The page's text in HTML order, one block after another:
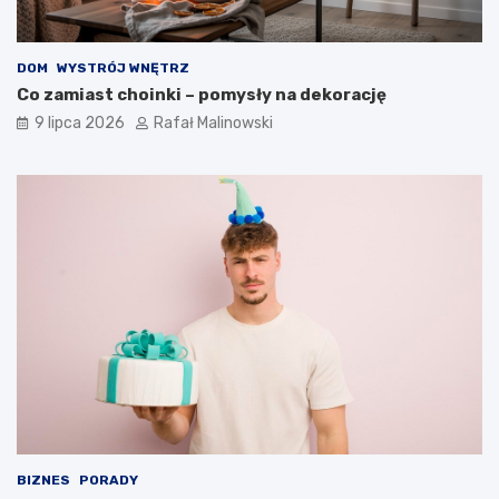
DOM WYSTRÓJ WNĘTRZ
Co zamiast choinki – pomysły na dekorację
9 lipca 2026 Rafał Malinowski
BIZNES PORADY